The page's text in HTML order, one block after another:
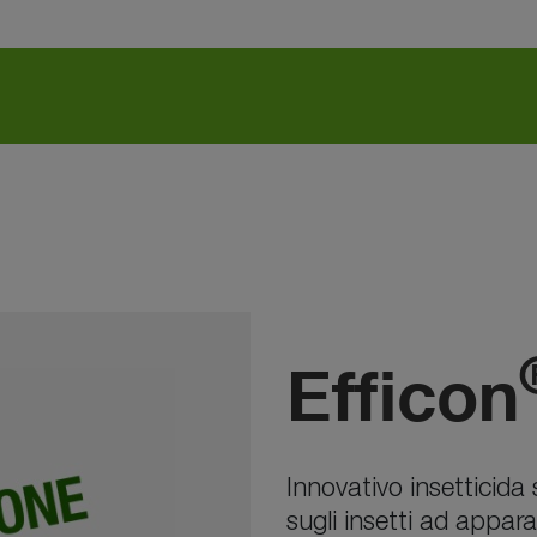
Efficon
Innovativo
sugli insetti ad